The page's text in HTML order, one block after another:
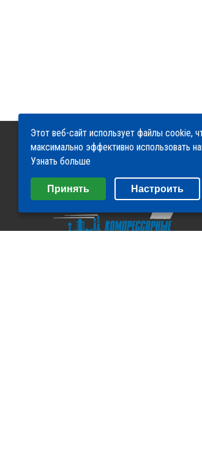
О компании Сервис
Доставка и
Этот веб-сайт использует файлы cookie,
максимально эффективно использовать
Узнать больше
Принять Настроить